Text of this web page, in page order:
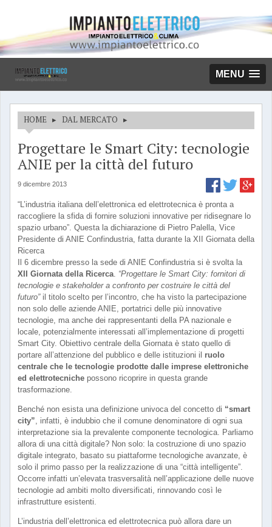
MENU
HOME ▸ DAL MERCATO ▸
Progettare le Smart City: tecnologie
ANIE per la città del futuro
9 dicembre 2013
“L’industria italiana dell’elettronica ed elettrotecnica è pronta a
raccogliere la sfida di fornire soluzioni innovative per ridisegnare lo
spazio urbano”. Questa la dichiarazione di Pietro Palella, Vice
Presidente di ANIE Confindustria, fatta durante la XII Giornata della
Ricerca
Il 6 dicembre presso la sede di ANIE Confindustria si è svolta la
XII Giornata della Ricerca. “Progettare le Smart City: fornitori di
tecnologie e stakeholder a confronto per costruire le città del
futuro”il titolo scelto per l’incontro, che ha visto la partecipazione
non solo delle aziende ANIE, portatrici delle più innovative
tecnologie, ma anche dei rappresentanti della PA nazionale e
locale, potenzialmente interessati all’implementazione di progetti
Smart City. Obiettivo centrale della Giornata è stato quello di
portare all’attenzione del pubblico e delle istituzioni il ruolo
centrale che le tecnologie prodotte dalle imprese elettroniche
ed elettrotecniche possono ricoprire in questa grande
trasformazione.
Benché non esista una definizione univoca del concetto di “smart
city”, infatti, è indubbio che il comune denominatore di ogni sua
interpretazione sia la prevalente componente tecnologica. Parliamo
allora di una città digitale? Non solo: la costruzione di uno spazio
digitale integrato, basato su piattaforme tecnologiche avanzate, è
solo il primo passo per la realizzazione di una “città intelligente”.
Occorre infatti un’elevata trasversalità nell’applicazione delle nuove
tecnologie ad ambiti molto diversificati, rinnovando così le
infrastrutture esistenti.
L’industria dell’elettronica ed elettrotecnica può allora dare un